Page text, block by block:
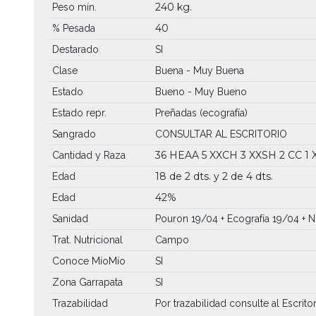
Peso mín. 240 kg.
% Pesada 40
Destarado
SI
Clase
Buena - Muy Buena
Estado
Bueno - Muy Bueno
Estado repr.
Preñadas (ecografía)
Sangrado
CONSULTAR AL ESCRITORIO
Cantidad y Raza
36 HEAA 5 XXCH3 XXSH 2 CC 1
Edad 18 de 2 dts. y 2 de 4 dts.
Edad 42%
Sanidad
Pouron 19/04 + Ecografía 19/04 +
Trat. Nutricional
Campo
Conoce MíoMío
SI
Zona Garrapata
SI
Trazabilidad
Por trazabilidad consulte al